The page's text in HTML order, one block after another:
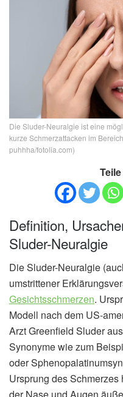
Die Sluder-Neuralgie ist eine
kurze Schmerzattacken im
puhhha/fotolia.com)
Definition,
Sluder-Neuralgie
Die Sluder-Neuralgie
umstrittener
Gesichtsschmerzen.
Modell nach dem US-
Arzt Greenfield Sluder
Synonyme wie zum
oder
Ursprung des
der Nase und Augen